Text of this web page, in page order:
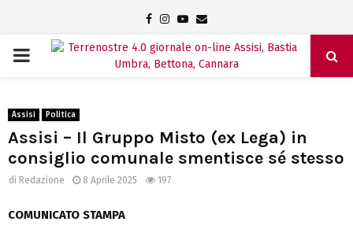
Facebook
Instagram
Youtube
Email
PRIMARY
Assisi Politica
Assisi – Il Gruppo Misto (ex Lega) in
consiglio comunale smentisce sé stesso
di Redazione 8 Aprile 2025 197
COMUNICATO STAMPA